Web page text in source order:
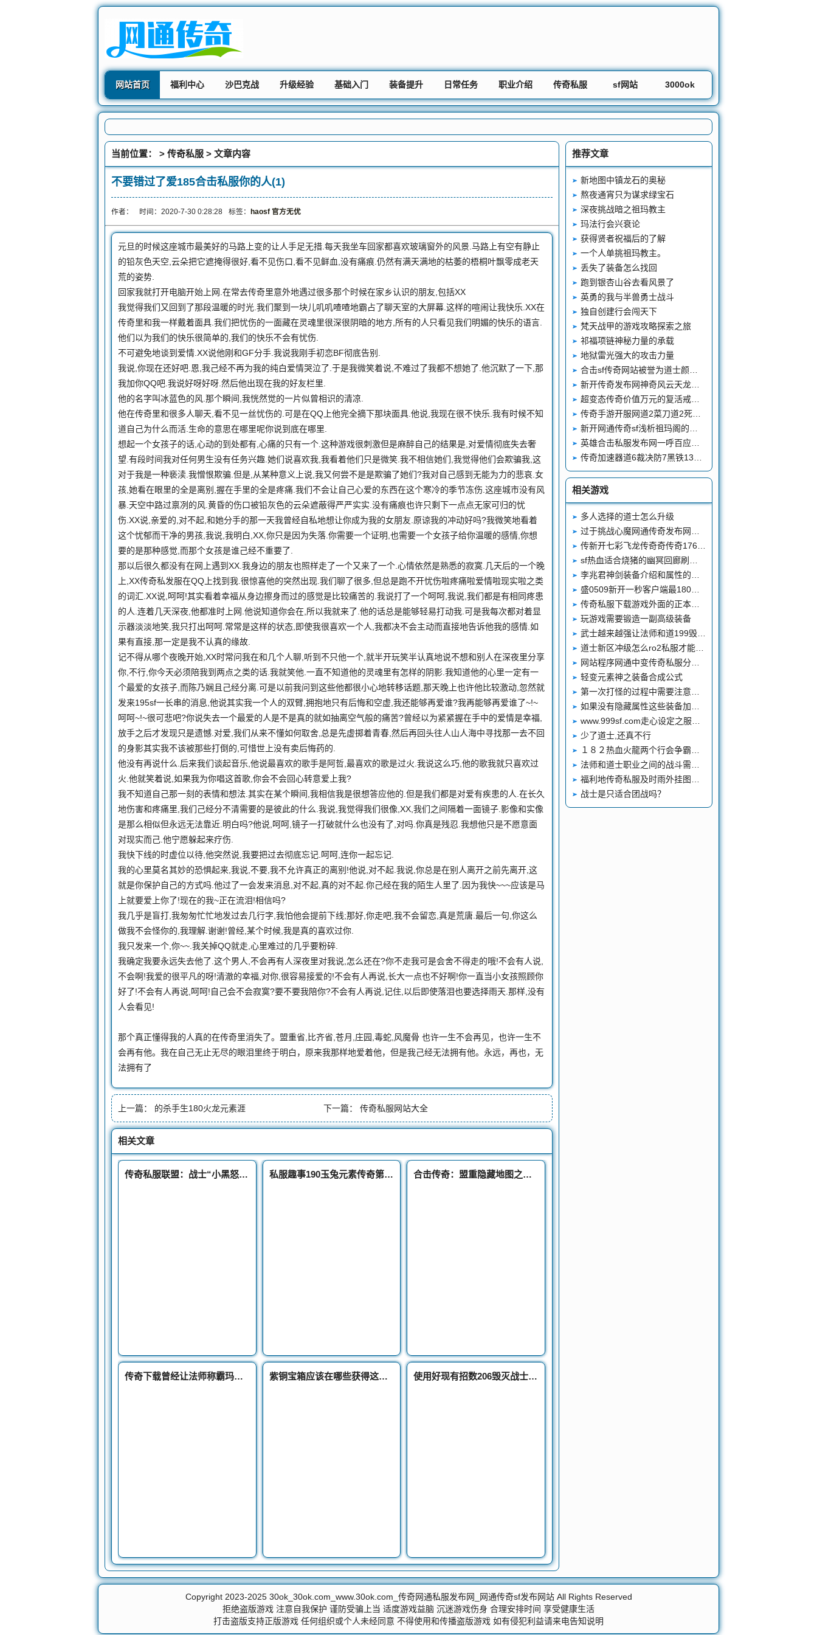
网站首页 福利中心 沙巴克战 升级经验 基础入门 装备提升 日常任务 职业介绍 传奇私服 sf网站 3000ok
当前位置： > 传奇私服 > 文章内容
不要错过了爱185合击私服你的人(1)
作者： 时间：2020-7-30 0:28:28 标签： haosf 官方无优
元旦的时候这座城市最美好的马路上变的让人手足无措.每天我坐车回家都喜欢玻璃窗外的风景.马路上有空有静止
的铅灰色天空,云朵把它遮掩得很好,看不见伤口,看不见鲜血,没有痛痕.仍然有满天满地的枯萎的梧桐叶飘零成老天
荒的姿势.
回家我就打开电脑开始上网.在常去传奇里意外地遇过很多那个时候在家乡认识的朋友,包括XX
我觉得我们又回到了那段温暖的时光.我们聚到一块儿叽叽喳喳地霸占了聊天室的大屏幕.这样的喧闹让我快乐.XX在
传奇里和我一样戴着面具.我们把忧伤的一面藏在灵魂里很深很阴暗的地方,所有的人只看见我们明媚的快乐的语言.
他们以为我们的快乐很简单的,我们的快乐不会有忧伤.
不可避免地谈到爱情.XX说他刚和GF分手.我说我刚手初恋BF彻底告别.
我说,你现在还好吧.恩,我己经不再为我的纯白爱情哭泣了.于是我微笑着说,不难过了我都不想她了.他沉默了一下,那
我加你QQ吧.我说好呀好呀.然后他出现在我的好友栏里.
他的名字叫冰蓝色的风.那个瞬间,我恍然觉的一片似曾相识的清凉.
他在传奇里和很多人聊天,看不见一丝忧伤的.可是在QQ上他完全摘下那块面具.他说,我现在很不快乐.我有时候不知
道自己为什么而活.生命的意思在哪里呢你说到底在哪里.
想起一个女孩子的话,心动的到处都有,心痛的只有一个.这种游戏很刺激但是麻醉自己的结果是,对爱情彻底失去奢
望.有段时间我对任何男生没有任务兴趣.她们说喜欢我,我看着他们只是微笑.我不相信她们,我觉得他们会欺骗我,这
对于我是一种亵渎.我憎恨欺骗.但是,从某种意义上说,我又何尝不是是欺骗了她们?我对自己感到无能为力的悲哀.女
孩,她看在眼里的全是离别,握在手里的全是疼痛.我们不会让自己心爱的东西在这个寒冷的季节冻伤.这座城市没有风
暴.天空中路过禀冽的风.黄昏的伤口被铅灰色的云朵遮蔽得严严实实.没有痛痕也许只剩下一点点无家可归的忧
伤.XX说,亲爱的,对不起,和她分手的那一天我曾经自私地想让你成为我的女朋友.原谅我的冲动好吗?我微笑地看着
这个忧郁而干净的男孩,我说,我明白,XX,你只是因为失落.你需要一个证明,也需要一个女孩子给你温暖的感情,你想
要的是那种感觉,而那个女孩是谁己经不重要了.
那以后很久都没有在网上遇到XX.我身边的朋友也照样走了一个又来了一个.心情依然是熟悉的寂寞.几天后的一个晚
上,XX传奇私发服在QQ上找到我.很惊喜他的突然出现.我们聊了很多,但总是跑不开忧伤啦疼痛啦爱情啦现实啦之类
的词汇.XX说,呵呵!其实看着幸福从身边擦身而过的感觉是比较痛苦的.我说打了一个呵呵,我说,我们都是有相同疼患
的人.连着几天深夜,他都准时上网.他说知道你会在,所以我就来了.他的话总是能够轻易打动我.可是我每次都对着显
示器淡淡地笑,我只打出呵呵.常常是这样的状态,即使我很喜欢一个人,我都决不会主动而直接地告诉他我的感情.如
果有直接,那一定是我不认真的缘故.
记不得从哪个夜晚开始,XX时常问我在和几个人聊,听到不只他一个,就半开玩笑半认真地说不想和别人在深夜里分享
你,不行,你今天必须陪我到两点之类的话.我就笑他.一直不知道他的灵魂里有怎样的阴影.我知道他的心里一定有一
个最爱的女孩子,而陈乃娴且己经分离.可是以前我问到这些他都很小心地转移话题,那天晚上也许他比较激动,忽然就
发来195sf一长串的消息,他说其实我一个人的双臂,拥抱地只有后悔和空虚,我还能够再爱谁?我再能够再爱谁了~!~
呵呵~!~很可悲吧?你说失去一个最爱的人是不是真的就如抽离空气般的痛苦?曾经以为紧紧握在手中的爱情是幸福,
放手之后才发现只是遗憾.对爱,我们从来不懂如何取舍,总是先虚掷着青春,然后再回头往人山人海中寻找那一去不回
的身影其实我不该被那些打倒的,可惜世上没有卖后悔药的.
他没有再说什么.后来我们谈起音乐,他说最喜欢的歌手是阿哲,最喜欢的歌是过火.我说这么巧,他的歌我就只喜欢过
火.他就笑着说,如果我为你唱这首歌,你会不会回心转意爱上我?
我不知道自己那一刻的表情和想法.其实在某个瞬间,我相信我是很想答应他的.但是我们都是对爱有疾患的人.在长久
地伤害和疼痛里,我们己经分不清需要的是彼此的什么.我说,我觉得我们很像,XX,我们之间隔着一面镜子.影像和实像
是那么相似但永远无法靠近.明白吗?他说,呵呵,镜子一打破就什么也没有了,对吗.你真是残忍.我想他只是不愿意面
对现实而己.他宁愿躲起来疗伤.
我快下线的时虚位以待,他突然说,我要把过去彻底忘记.呵呵,连你一起忘记.
我的心里莫名其妙的恐惧起来,我说,不要,我不允许真正的离别!他说,对不起.我说,你总是在别人离开之前先离开,这
就是你保护自己的方式吗.他过了一会发来消息,对不起,真的对不起.你己经在我的陌生人里了.因为我快~~~应该是马
上就要爱上你了!现在的我~正在流泪!相信吗?
我几乎是盲打,我匆匆忙忙地发过去几行字,我怕他会提前下线;那好,你走吧,我不会留恋,真是荒唐.最后一句,你这么
做我不会怪你的,我理解.谢谢!曾经,某个时候,我是真的喜欢过你.
我只发来一个,你~~.我关掉QQ就走,心里难过的几乎要粉碎.
我确定我要永远失去他了.这个男人,不会再有人深夜里对我说,怎么还在?你不走我可是会舍不得走的哦!不会有人说,
不会啊!我爱的很平凡的呀!清澈的幸福,对你,很容易接爱的!不会有人再说,长大一点也不好啊!你一直当小女孩照顾你
好了!不会有人再说,呵呵!自己会不会寂寞?要不要我陪你?不会有人再说,记住,以后即使落泪也要选择雨天.那样,没有
人会看见!
那个真正懂得我的人真的在传奇里消失了。盟重省,比齐省,苍月,庄园,毒蛇,风魔骨 也许一生不会再见，也许一生不
会再有他。我在自己无止无尽的眼泪里终于明白，原来我那样地爱着他，但是我己经无法拥有他。永远，再也，无
法拥有了
上一篇： 的杀手生180火龙元素涯 下一篇： 传奇私服网站大全
相关文章
传奇私服联盟：战士“小黑怒斩妖魔”他的怒斩在仅此一把 私服趣事190玉兔元素传奇第六章新手村三龙 合击传奇：盟重隐藏地图之香石古墓全攻略
传奇下载曾经让法师称霸玛法的秘密双倍魔法 紫铜宝箱应该在哪些获得这个材料紫铜宝箱合成哪些装备 使用好现有招数206毁灭战士怎样释放刺杀招数
推荐文章
新地图中镇龙石的奥秘
熬夜通宵只为谋求绿宝石
深夜挑战暗之祖玛教主
玛法行会兴衰论
获得贤者祝福后的了解
一个人单挑祖玛教主。
丢失了装备怎么找回
跑到银杏山谷去看风景了
英勇的我与半兽勇士战斗
独自创建行会闯天下
梵天战甲的游戏攻略探索之旅
祁福项链神秘力量的承载
地狱雷光强大的攻击力量
合击sf传奇网站被誉为道士颜值巅峰的神甲光芒道袍
新开传奇发布网神奇风云天龙圣衣值35万有人花68万都没有获得
超变态传奇价值万元的复活戒指被盗怒告官服也没有拿回来
传奇手游开服网道2菜刀道2死神这身砍道装备加了45点攻击
英雄合击私服发布网一呼百应的巾帼沙巴克城主现实中的妻子红袖添香
相关游戏
多人选择的道士怎么升级
盛0509新开一秒客户端最180传奇私服新装备道火龙洞地图具DB
传奇私服下载游戏外面的正本有无有区分
玩游戏需要锻造一副高级装备
武士越来越强让法师和道199毁灭皓月士难以生存
道士新区冲级怎么ro2私服才能够更快
网站程序网通中变传奇私服分辩优秀版本
轻变元素神之装备合成公式
少了道士,还真不行
战士是只适合团战吗？
Copyright 2023-2025 30ok_30ok.com_www.30ok.com_传奇网通私服发布网_网通传奇sf发布网站All Rights Reserved
拒绝盗版游戏 注意自我保护 谨防受骗上当 适度游戏益脑 沉迷游戏伤身 合理安排时间 享受健康生活
打击盗版支持正版游戏 任何组织或个人未经同意 不得使用和传播盗版游戏 如有侵犯利益请来电告知说明